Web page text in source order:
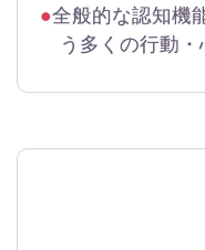
全般的な認知機
う多くの行動